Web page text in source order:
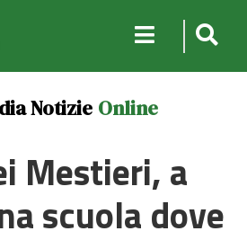
Notizie Online
Mestieri, a
scuola dove